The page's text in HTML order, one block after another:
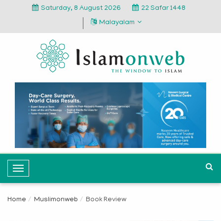
Saturday, 8 August 2026
22 Safar 1448
Malayalam
T
o
Home Muslimonweb Book Review